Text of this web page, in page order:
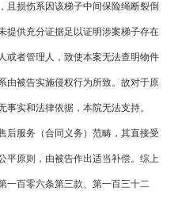
且损伤系因该梯子中间保险绳断裂倒
提供充分证据足以证明涉案梯子存在
或者管理人，致使本案无法查明物件
由被告实施侵权行为所致。故对于原
实和法律依据，本院无法支持。
后服务（合同义务）范畴，其直接受
平原则，由被告作出适当补偿。综上
一百零六条第三款、第一百三十二